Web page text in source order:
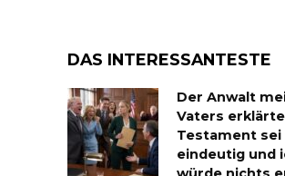
DAS INTERESSANTESTE
Der Anwalt
Vaters
Testament sei
eindeutig und